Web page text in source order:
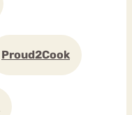
Proud2Cook